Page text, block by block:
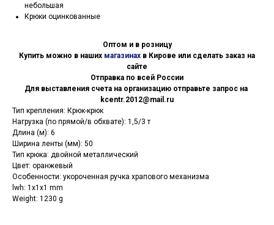
небольшая
Крюки оцинкованные
Оптом и в розницу
Купить можно в наших магазинах в Кирове или сделать заказ на
сайте
Отправка по всей России
Для выставления счета на организацию отправьте запрос на
kcentr.2012@mail.ru
Тип крепления: Крюк-крюк
Нагрузка (по прямой/в обхвате): 1,5/3 т
Длина (м): 6
Ширина ленты (мм): 50
Тип крюка: двойной металлический
Цвет: оранжевый
Особенности: укороченная ручка храпового механизма
lwh: 1x1x1 mm
Weight: 1230 g